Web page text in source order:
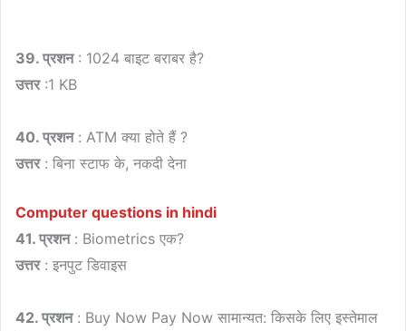
39. प्रशन: 1024 बाइट बराबर है?
उत्तर:1 KB
40. प्रशन: ATM क्या होते हैं ?
उत्तर: बिना स्टाफ के, नकदी देना
Computer questions in hindi
41. प्रशन: Biometrics एक?
उत्तर: इनपुट डिवाइस
42. प्रशन: Buy Now Pay Now सामान्यत: किसके लिए इस्तेमाल